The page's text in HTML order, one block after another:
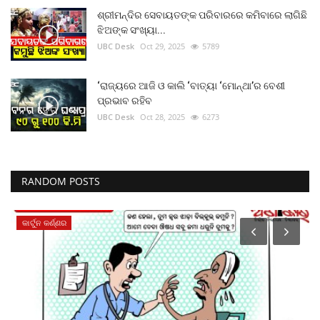
ଶ୍ରୀମନ୍ଦିର ସେବାୟତଙ୍କ ପରିବାରରେ କମିବାରେ ଲାଗିଛି
ଝିଅଙ୍କ ସଂଖ୍ୟା...
UBC Desk Oct 29, 2025 5789
‘ରାଜ୍ୟରେ ଆଜି ଓ କାଲି ‘ବାତ୍ୟା ‘ମୋନ୍ଥା’ର ବେଶୀ
ପ୍ରଭାବ ରହିବ
UBC Desk Oct 28, 2025 6273
RANDOM POSTS
ଜାତୀୟ ଖବର